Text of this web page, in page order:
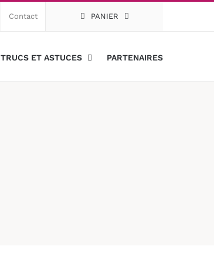
Contact PANIER
TRUCS ET ASTUCES PARTENAIRES